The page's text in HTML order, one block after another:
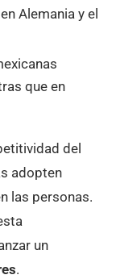
en Alemania y el
que en
del
adopten
las personas.
un
.